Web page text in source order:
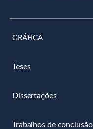
GRÁFICA
Teses
Dissertações
Trabalhos de conclusão